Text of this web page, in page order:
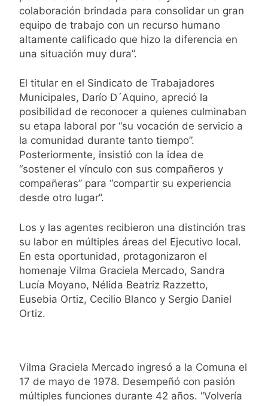
dinero o trabajo
llegará a
Rosario para
despedir a su
padre Jorge
2 Días Atrás
Murió Jorge
Thiago Medina
fue imputado
formalmente
por abuso
sexual
2 Días Atrás
La CGT y las
dos CTA
profundizan su
plan de lucha
con nuevas
marchas
contra el
2 Días Atrás
colaboración brindada para consolidar un gran
equipo de trabajo con un recurso humano
altamente calificado que hizo la diferencia en
una situación muy dura”.
El titular en el Sindicato de Trabajadores
Municipales, Darío D´Aquino, apreció la
posibilidad de reconocer a quienes culminaban
su etapa laboral por “su vocación de servicio a
la comunidad durante tanto tiempo”.
Posteriormente, insistió con la idea de
“sostener el vínculo con sus compañeros y
compañeras” para “compartir su experiencia
desde otro lugar”.
Los y las agentes recibieron una distinción tras
su labor en múltiples áreas del Ejecutivo local.
En esta oportunidad, protagonizaron el
homenaje Vilma Graciela Mercado, Sandra
Lucía Moyano, Nélida Beatriz Razzetto,
Eusebia Ortiz, Cecilio Blanco y Sergio Daniel
Ortiz.
Vilma Graciela Mercado ingresó a la Comuna el
17 de mayo de 1978. Desempeñó con pasión
múltiples funciones durante 42 años. “Volvería